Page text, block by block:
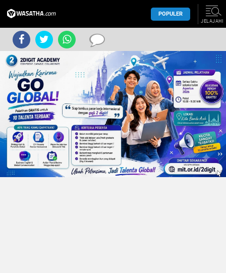
POPULER
JELAJAHI